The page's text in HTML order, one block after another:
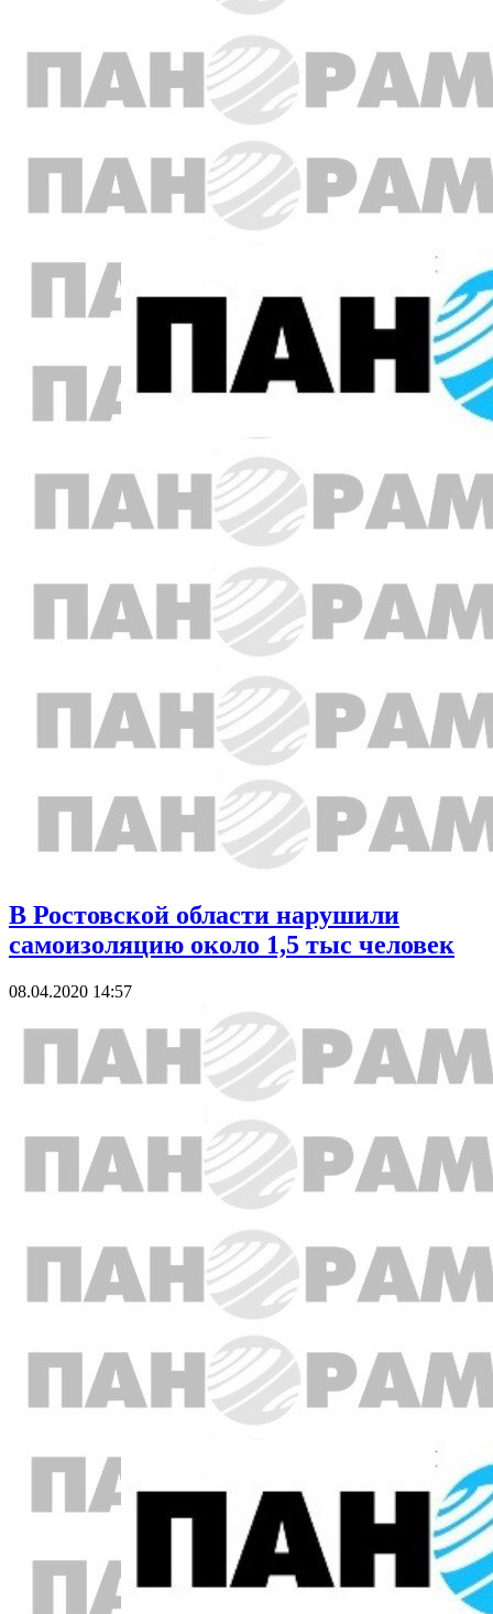
В Ростовской области нарушили
самоизоляцию около 1,5 тыс человек
08.04.2020 14:57